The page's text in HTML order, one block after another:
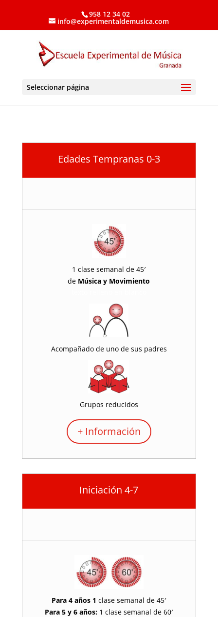
958 12 34 02
info@experimentaldemusica.com
Seleccionar página
Edades Tempranas 0-3
1 clase semanal de 45′
de Música y Movimiento
Acompañado de uno de sus padres
Grupos reducidos
+ Información
Iniciación 4-7
Para 4 años 1 clase semanal de 45′
Para 5 y 6 años: 1 clase semanal de 60′